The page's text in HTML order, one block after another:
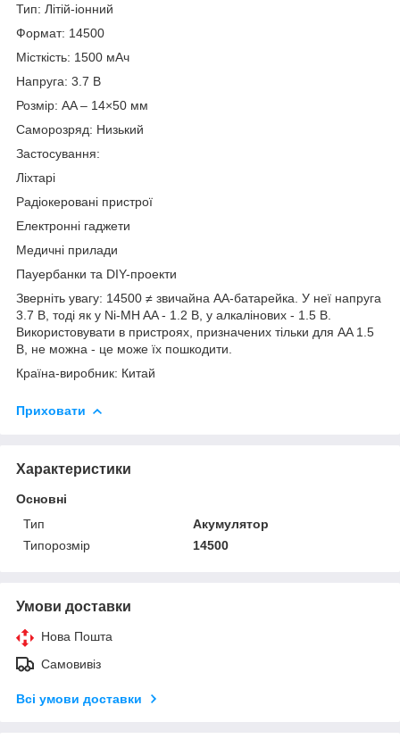
Тип: Літій-іонний
Формат: 14500
Місткість: 1500 мАч
Напруга: 3.7 В
Розмір: AA – 14×50 мм
Саморозряд: Низький
Застосування:
Ліхтарі
Радіокеровані пристрої
Електронні гаджети
Медичні прилади
Пауербанки та DIY-проекти
Зверніть увагу: 14500 ≠ звичайна AA-батарейка. У неї напруга
3.7 В, тоді як у Ni-MH AA - 1.2 В, у алкалінових - 1.5 В.
Використовувати в пристроях, призначених тільки для AA 1.5
В, не можна - це може їх пошкодити.
Країна-виробник: Китай
Приховати
Характеристики
Основні
Тип
Акумулятор
Типорозмір
14500
Умови доставки
Нова Пошта
Самовивіз
Всі умови доставки